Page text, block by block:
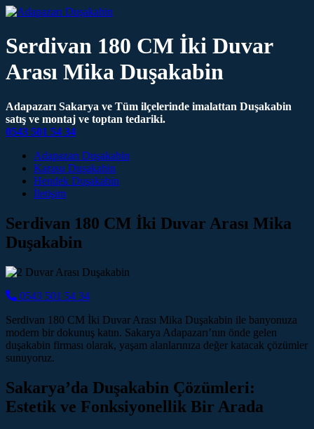
Serdivan 180 CM İki Duvar
Arası Mika Duşakabin
Adapazarı Sakarya ve Tüm ilçelerinde imalattan Duşakabin
satış ve montaj ve toptan tedariki.
0543 501 54 34
Main Navigation
Adapazarı Duşakabin
Karasu Duşakabin
Hendek Duşakabin
İletişim
Serdivan 180 CM İki Duvar Arası Mika
Duşakabin
0543 501 54 34
Serdivan 180 CM İki Duvar Arası Mika Duşakabin ile banyonuza
modern bir dokunuş katın. Sakarya Adapazarı’nın önde gelen
duşakabin firması olarak, yaşam alanlarınıza değer katacak çözümler
sunuyoruz.
Sakarya’da Duşakabin Çözümleri:
Estetik ve Fonksiyonellik Bir Arada